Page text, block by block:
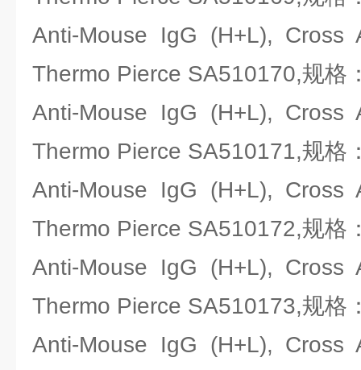
Anti-Mouse IgG (H+L),
Thermo Pierce SA510170,规格
Anti-Mouse IgG (H+L),
Thermo Pierce SA510171,规格
Anti-Mouse IgG (H+L),
Thermo Pierce SA510172,规格
Anti-Mouse IgG (H+L),
Thermo Pierce SA510173,规格
Anti-Mouse IgG (H+L),